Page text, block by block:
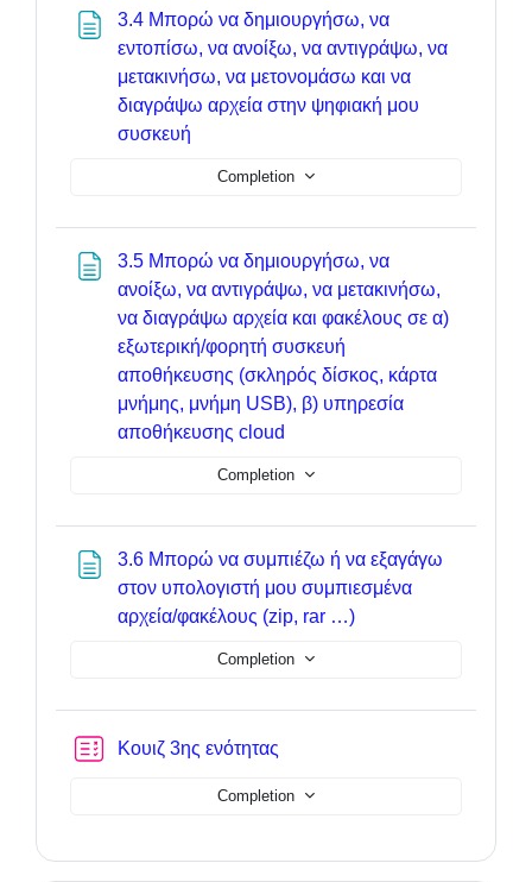
3.4 Μπορώ να δημιουργήσω, να
εντοπίσω, να ανοίξω, να αντιγράψω, να
μετακινήσω, να μετονομάσω και να
διαγράψω αρχεία στην ψηφιακή μου
συσκευή
Completion
3.5 Μπορώ να δημιουργήσω, να
ανοίξω, να αντιγράψω, να μετακινήσω,
να διαγράψω αρχεία και φακέλους σε α)
εξωτερική/φορητή συσκευή
αποθήκευσης (σκληρός δίσκος, κάρτα
μνήμης, μνήμη USB), β) υπηρεσία
αποθήκευσης cloud
Completion
3.6 Μπορώ να συμπιέζω ή να εξαγάγω
στον υπολογιστή μου συμπιεσμένα
αρχεία/φακέλους (zip, rar …)Page
Completion
Κουιζ 3ης ενότητας
Completion